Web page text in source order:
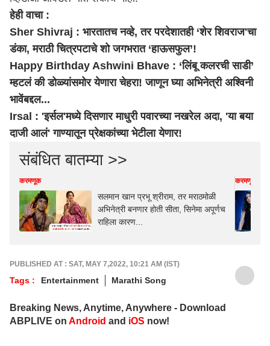
हेही वाचा :
Sher Shivraj : भारतातच नव्हे, तर परदेशातही ‘शेर शिवराज'चा
डंका, मराठी चित्रपटाचे शो जगभरात ‘हाऊसफुल’!
Happy Birthday Ashwini Bhave : ‘लिंबू कलरची साडी’
म्हटलं की डोळ्यांसमोर येणारा चेहरा! जाणून घ्या अभिनेत्री अश्विनी
भावेंबद्दल...
Irsal : 'इर्सल'मध्ये दिसणार माधुरी पवारच्या नखरेल अदा, 'या बया
दाजी आलं' गाण्यातून प्रेक्षकांच्या भेटीला येणार!
संबंधित बातम्या >>
करमणूक
सलमान खान प्रभू श्रीराम, तर मराठमोळी
अभिनेत्री बनणार होती सीता, सिनेमा अपूर्णच
राहिला कारण...
करमणूक
PUBLISHED AT : SAT, MAY 7,2022, 10:21 AM (IST)
Tags : Entertainment Marathi Song
Breaking News, Anytime, Anywhere - Download
ABPLIVE on Android and iOS now!